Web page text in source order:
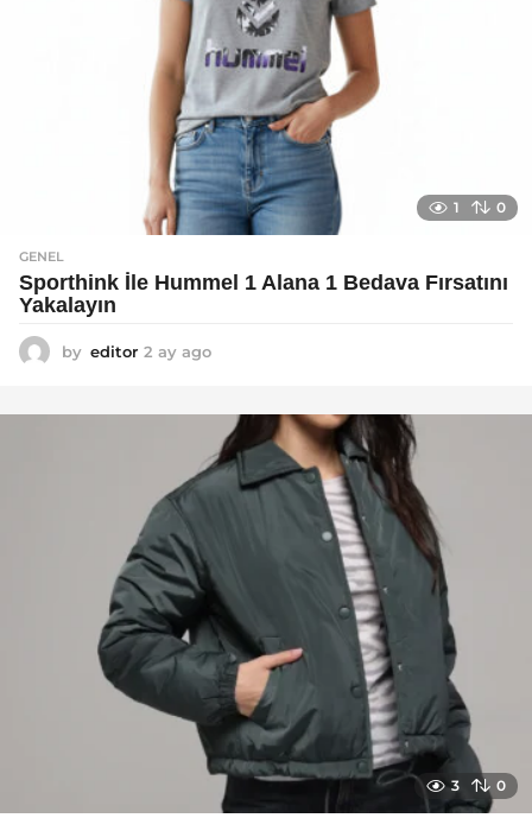
1 0
GENEL
Sporthink İle Hummel 1 Alana 1 Bedava Fırsatını
Yakalayın
by editor 2 ay ago
a
g
o
3 0